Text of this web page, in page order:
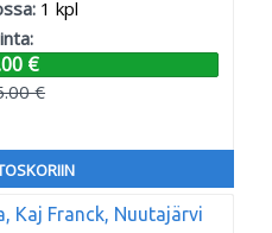
1 kpl
€
€
Kaj Franck, Nuutajärvi